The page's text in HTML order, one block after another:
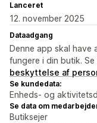
Lanceret
12. november 2025
Dataadgang
Denne app skal
fungere i din butik.
beskyttelse af
Se kundedata:
Enheds- og
Se data om
Butiksejer